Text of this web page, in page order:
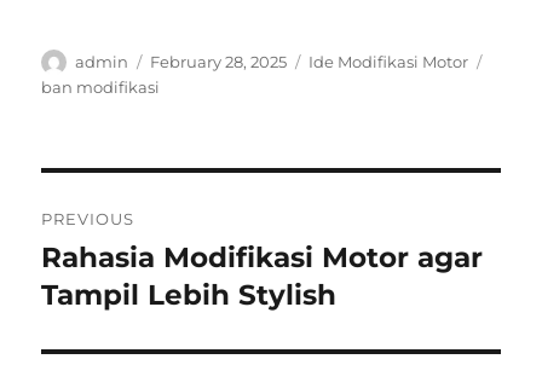
Author
admin
Posted
on
February 28, 2025 Categories
Ide Modifikasi Motor
ban modifikasi
navigation
PREVIOUS
Previous
post:
Rahasia Modifikasi Motor agar
Tampil Lebih Stylish